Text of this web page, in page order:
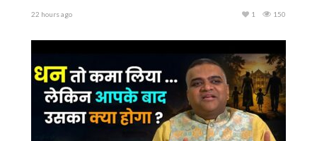
22 hours ago 150
1